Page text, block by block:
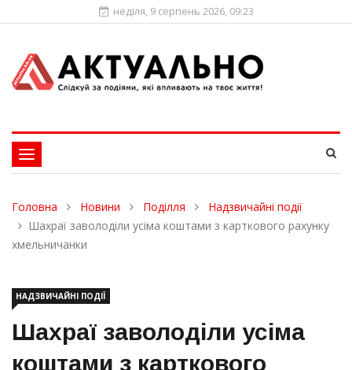
неділя, 9 серпень 2026, 09:23
Toggle
navigation
Головна Новини Поділля
Надзвичайні події
Шахраї заволоділи усіма коштами з карткового рахунку
хмельничанки
НАДЗВИЧАЙНІ ПОДІЇ
Шахраї заволоділи усіма
коштами з карткового